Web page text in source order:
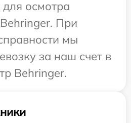
осмотра
При
мы
за наш счет в
Behringer.